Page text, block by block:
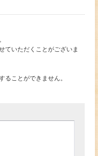
ていただくことがございま
ことができません。